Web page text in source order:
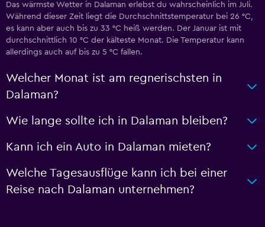
Das wärmste Wetter in Dalaman erlebst du wahrscheinlich im Juli.
Während dieser Zeit liegt die Durchschnittstemperatur bei 26 °C,
es kann aber auch bis zu 33 °C heiß werden. Der Januar ist mit
durchschnittlich 10 °C der kälteste Monat. Die Temperatur kann
allerdings auch auf bis zu 5 °C fallen.
Welcher Monat ist am regnerischsten in
Dalaman?
Wie lange sollte ich in Dalaman bleiben?
Kann ich ein Auto in Dalaman mieten?
Welche Tagesausflüge kann ich bei einer
Reise nach Dalaman unternehmen?